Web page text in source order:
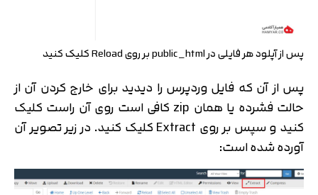
پس از آپلود هر فایلی در public_html بر روی Reload کلیک کنید
پس از آن که فایل وردپرس را دیدید برای خارج کردن آن از
حالت فشرده یا همان zip کافی است روی آن راست کلیک
کنید و سپس بر روی Extract کلیک کنید. در زیر تصویر آن
آورده شده است: